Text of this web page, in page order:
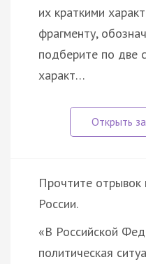
их краткими
фрагменту,
подберите по две
характ…
Прочтите отрывок
России.
«В Российской
политическая